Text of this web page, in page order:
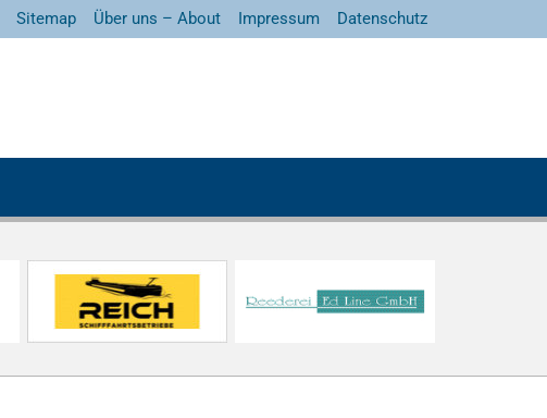
Sitemap Über uns – About Impressum Datenschutz